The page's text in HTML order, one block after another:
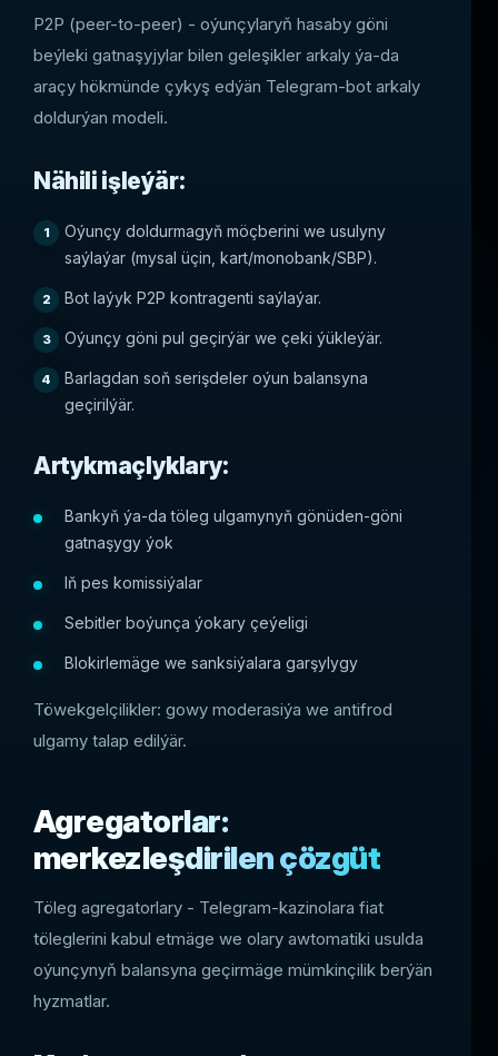
P2P (peer-to-peer) - oýunçylaryň hasaby göni
beýleki gatnaşyjylar bilen geleşikler arkaly ýa-da
araçy hökmünde çykyş edýän Telegram-bot arkaly
doldurýan modeli.
Nähili işleýär:
Oýunçy doldurmagyň möçberini we usulyny
saýlaýar (mysal üçin, kart/monobank/SBP).
Bot laýyk P2P kontragenti saýlaýar.
Oýunçy göni pul geçirýär we çeki ýükleýär.
Barlagdan soň serişdeler oýun balansyna
geçirilýär.
Artykmaçlyklary:
Bankyň ýa-da töleg ulgamynyň gönüden-göni
gatnaşygy ýok
Iň pes komissiýalar
Sebitler boýunça ýokary çeýeligi
Blokirlemäge we sanksiýalara garşylygy
Töwekgelçilikler: gowy moderasiýa we antifrod
ulgamy talap edilýär.
Agregatorlar:
merkezleşdirilen çözgüt
Töleg agregatorlary - Telegram-kazinolara fiat
töleglerini kabul etmäge we olary awtomatiki usulda
oýunçynyň balansyna geçirmäge mümkinçilik berýän
hyzmatlar.